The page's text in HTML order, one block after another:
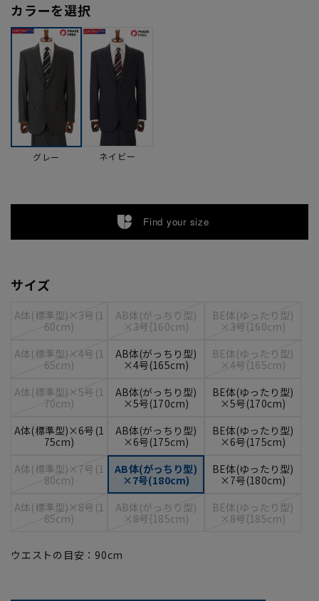
カラーを選択
グレー ネイビー
Find your size
サイズ
A体(標準型)×3号(1
60cm)
AB体(がっちり型)
×3号(160cm)
BE体(ゆったり型)
×3号(160cm)
A体(標準型)×4号(1
65cm)
AB体(がっちり型)
×4号(165cm)
BE体(ゆったり型)
×4号(165cm)
A体(標準型)×5号(1
70cm)
AB体(がっちり型)
×5号(170cm)
BE体(ゆったり型)
×5号(170cm)
A体(標準型)×6号(1
75cm)
AB体(がっちり型)
×6号(175cm)
BE体(ゆったり型)
×6号(175cm)
A体(標準型)×7号(1
80cm)
AB体(がっちり型)
×7号(180cm)
BE体(ゆったり型)
×7号(180cm)
A体(標準型)×8号(1
85cm)
AB体(がっちり型)
×8号(185cm)
BE体(ゆったり型)
×8号(185cm)
ウエストの目安： 90cm